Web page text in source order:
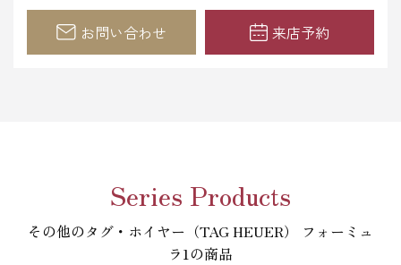
お問い合わせ 来店予約
Series Products
その他のタグ・ホイヤー（TAG HEUER） フォーミュ
ラ1の商品